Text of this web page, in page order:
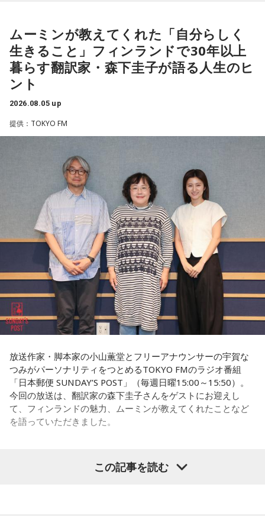
人の方のお名前が分かり、石碑にもお名前が刻まれました。
ご遺族の方も80年の時を経て、「ようやくホッとした」とお
っしゃったといいます。「調査は諦めてはいけない」と話す
齊藤さんですが、まだまだご苦労もあります。
「当時は自分の持ち物に名前を書いていましたので、遺品に
お名前はあるんですが、ご家族からの借物を持っていたりし
て、亡くなったと特定できないケースもあるんです。だか
ら、あの日、列車に乗っていて亡くなった方のご遺族の方に
お目にかかりたいんです」
8月5日、いのはなトンネルの近くでは、慰霊の集いが開かれ
ます。年々、乗客で銃撃を体験された方の出席は少なくな
り、去年はわずかにお二人でした。でも、出席される方の数
は、不思議と減ることがありません。
毎年、新たに銃撃を知った人たちが一度は手を合わせたいと
訪ねて下さるのだそうです。
去年の慰霊の集いに参列された、列車の車掌として乗務して
と思います。
「祖母は亡くなるまでずっと、『あの時、列車を発車させな
ければよかった……』そう言っていました」
パーソナリティ：アンジー校長（アンジェリーナ1/3・
Gacharic Spin）、たんぼ教頭（溝上たんぼ）
放送日時：月曜～木曜 22:00～23:55／金曜 22:00～22:55
番組Webサイト：https://www.tfm.co.jp/lock/
番組公式X：
（左から）パーソナリティのきゃりーぱみゅぱみゅ、株式会
社yutori代表取締役社長 片石貴展さん（ゆとりくん）
ゆとりくんは、Z世代向けアパレルブランドを数多く手がけ、
2023年にはアパレル業界史上最年少で上場を果たしたことで
大きな注目を集めています。きゃりーは「いろんな人から
気になっていました」と語り、今回の出演を熱烈オファーし
たことを明かします。
◆「今いちばんすごい人」と聞いて実現した初対談
きゃりーは、いろんなところからゆとりくんのお話を聞くこ
とが多かったそうで、クリエイティブディレクター・千原徹
也さんとのランチでも「今、きゃりーちゃんくらいの世代で
一番すごいんじゃないかな」と名前が挙がり、その後、ゆと
りくんのYouTubeチャンネルにOKAMOTO’Sのレイジさんが
出演していた回を見て「すごく話しやすそうな人だなと思っ
た」と興味を持ったそうです。
一方のゆとりくんも、きゃりーについて「物心ついたときか
月違いという共通点に加え、10代向けカルチャー・ファッシ
ョン誌「HR」の同じ号に掲載されていたことも判明し、2人
は当時を懐かしく振り返ります。ゆとりくんは「僕はスナッ
プの1人みたいな感じでしたけど、きゃりーさんは表紙。ずっ
とスターでした」と語り、「同じ雑誌に出ていたってことで
すね」ときゃりーも笑顔を見せました。
在約30のブランドを展開し、全国に約60店舗を構えているこ
とを紹介。ストリートブランドだけでなく、パジャマやレデ
ムーミンが教えてくれた「自分らしく
生きること」フィンランドで30年以上
暮らす翻訳家・森下圭子が語る人生のヒ
ント
2026.08.05 up
提供：TOKYO FM
放送作家・脚本家の小山薫堂とフリーアナウンサーの宇賀な
つみがパーソナリティをつとめるTOKYO FMのラジオ番組
「日本郵便 SUNDAY’S POST」（毎週日曜15:00～15:50）。
今回の放送は、翻訳家の森下圭子さんをゲストにお迎えし
て、フィンランドの魅力、ムーミンが教えてくれたことなど
を語っていただきました。
（左から）パーソナリティの小山薫堂、森下圭子さん、宇賀
この記事を読む